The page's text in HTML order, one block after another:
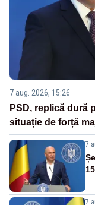
7 aug. 2026, 15:26
PSD, replică dură
situație de forță
7
7